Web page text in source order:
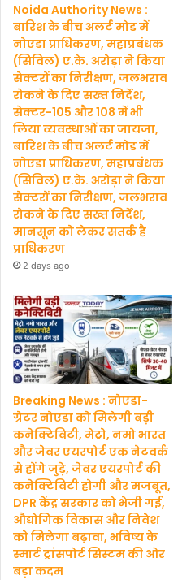
Noida Authority News :
बारिश के बीच अलर्ट मोड में
नोएडा प्राधिकरण, महाप्रबंधक
(सिविल) ए.के. अरोड़ा ने किया
सेक्टरों का निरीक्षण, जलभराव
रोकने के दिए सख्त निर्देश,
सेक्टर-105 और 108 में भी
लिया व्यवस्थाओं का जायजा,
बारिश के बीच अलर्ट मोड में
नोएडा प्राधिकरण, महाप्रबंधक
(सिविल) ए.के. अरोड़ा ने किया
सेक्टरों का निरीक्षण, जलभराव
रोकने के दिए सख्त निर्देश,
मानसून को लेकर सतर्क है
प्राधिकरण
2 days ago
Breaking News : नोएडा-
ग्रेटर नोएडा को मिलेगी बड़ी
कनेक्टिविटी, मेट्रो, नमो भारत
और जेवर एयरपोर्ट एक नेटवर्क
से होंगे जुड़े, जेवर एयरपोर्ट की
कनेक्टिविटी होगी और मजबूत,
DPR केंद्र सरकार को भेजी गई,
औद्योगिक विकास और निवेश
को मिलेगा बढ़ावा, भविष्य के
स्मार्ट ट्रांसपोर्ट सिस्टम की ओर
बड़ा कदम